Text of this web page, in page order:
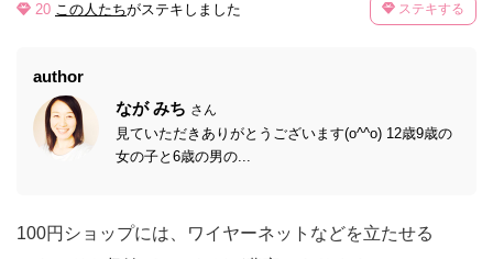
20 この人たちがステキしました ステキする
author
なが みち さん
見ていただきありがとうございます(o^^o) 12歳9歳の
女の子と6歳の男の...
100円ショップには、ワイヤーネットなどを立たせる